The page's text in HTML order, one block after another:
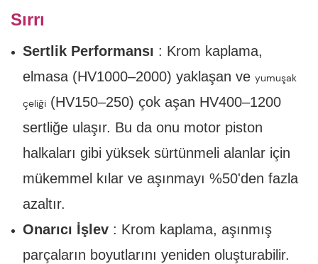
Sırrı
Sertlik Performansı : Krom kaplama,
elmasa (HV1000–2000) yaklaşan ve yumuşak
çeliği(HV150–250) çok aşan HV400–1200
sertliğe ulaşır. Bu da onu motor piston
halkaları gibi yüksek sürtünmeli alanlar için
mükemmel kılar ve aşınmayı %50'den fazla
azaltır.
Onarıcı İşlev: Krom kaplama, aşınmış
parçaların boyutlarını yeniden oluşturabilir.